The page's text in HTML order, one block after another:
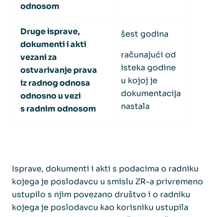
odnosom
Druge isprave,
dokumenti i akti
vezani za
ostvarivanje prava
iz radnog odnosa
odnosno u vezi
s radnim odnosom
šest godina
računajući od
isteka godine
u kojoj je
dokumentacija
nastala
Isprave, dokumenti i akti s podacima o radniku
kojega je poslodavcu u smislu ZR-a privremeno
ustupilo s njim povezano društvo i o radniku
kojega je poslodavcu kao korisniku ustupila